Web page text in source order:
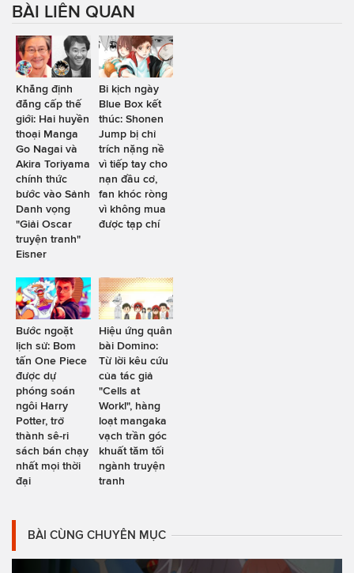
BÀI LIÊN QUAN
Khẳng định
đẳng cấp thế
giới: Hai huyền
thoại Manga
Go Nagai và
Akira Toriyama
chính thức
bước vào Sảnh
Danh vọng
"Giải Oscar
truyện tranh"
Eisner
Bi kịch ngày
Blue Box kết
thúc: Shonen
Jump bị chỉ
trích nặng nề
vì tiếp tay cho
nạn đầu cơ,
fan khóc ròng
vì không mua
được tạp chí
Bước ngoặt
lịch sử: Bom
tấn One Piece
được dự
phóng soán
ngôi Harry
Potter, trở
thành sê-ri
sách bán chạy
nhất mọi thời
đại
Hiệu ứng quân
bài Domino:
Từ lời kêu cứu
của tác giả
"Cells at
Work!", hàng
loạt mangaka
vạch trần góc
khuất tăm tối
ngành truyện
tranh
BÀI CÙNG CHUYÊN MỤC